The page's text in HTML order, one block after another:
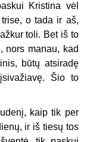
Kristina vėl
o tada ir aš,
toli. Bet iš to
nors manau, kad
būtų atsiradę
Šio to
kaip tik per
ir iš tiesų tos